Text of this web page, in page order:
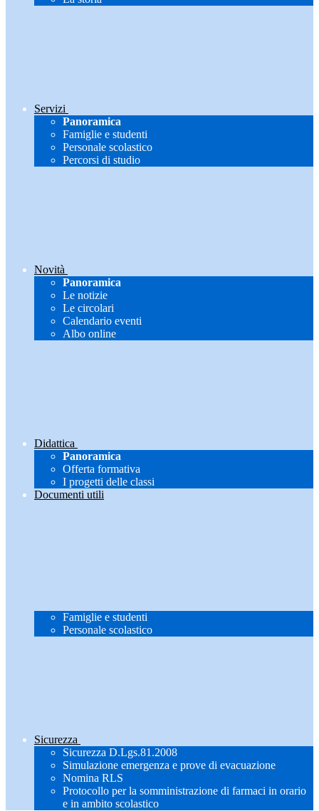
Servizi
Panoramica
Famiglie e studenti
Personale scolastico
Percorsi di studio
Novità
Panoramica
Le notizie
Le circolari
Calendario eventi
Albo online
Didattica
Panoramica
Offerta formativa
I progetti delle classi
Documenti utili
Famiglie e studenti
Personale scolastico
Sicurezza
Sicurezza D.Lgs.81.2008
Simulazione emergenza e prove di evacuazione
Nomina RLS
Protocollo per la somministrazione di farmaci in orario
e in ambito scolastico